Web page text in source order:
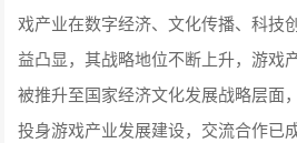
戏产业在数字经济、文化传播、科技
益凸显，其战略地位不断上升，游戏
被推升至国家经济文化发展战略层面
投身游戏产业发展建设，交流合作已